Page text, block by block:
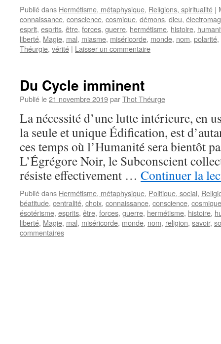
Publié dans Hermétisme, métaphysique, Religions, spiritualité |
connaissance, conscience, cosmique, démons, dieu,
esprit, esprits, être, forces, guerre, hermétisme, histoire,
liberté, Magie, mal, miasme, miséricorde, monde, nom, polarité,
Théurgie, vérité | Laisser un commentaire
Du Cycle imminent
Publié le21 novembre 2019parThot Théurge
La nécessité d’une lutte intérieure, en
la seule et unique Édification, est
ces temps où l’Humanité sera bientôt
L’Égrégore Noir, le Subconscient
résiste effectivement … Continuer la
Publié dans Hermétisme, métaphysique, Politique, social,
béatitude, centralité, choix, connaissance, conscience, cosmique
ésotérisme, esprits, être, forces, guerre, hermétisme, histoire,
liberté, Magie, mal, miséricorde, monde, nom, religion, savoir,
commentaires